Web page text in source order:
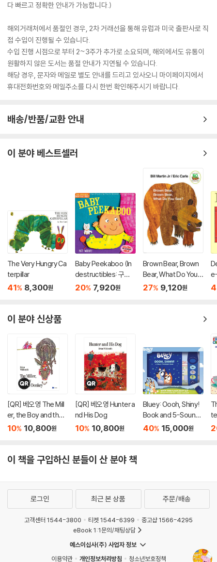
다 빠르고 정확한 안내가 가능합니다.)
해외거래처에서 품절인 경우, 2차 거래선을 통해 유럽과 미국 출판사로 직
접 수입이 진행될 수 있습니다.
수입 진행 시점으로 부터 2~3주가 추가로 소요되며, 해외에서도 유통이
원활하지 않은 도서는 품절 안내가 지연될 수 있습니다.
해당 경우, 문자와 메일로 별도 안내를 드리고 있사오니 마이페이지에서
휴대전화번호와 메일주소를 다시 한번 확인해주시기 바랍니다.
배송/반품/교환 안내
이 분야 베스트셀러
The Very Hungry Ca
terpillar
41% 8,300원
Baby Peekaboo (In
destructibles: 구강
기 아이를 위한 츄잉북
20% 7,920원
Brown Bear, Brown
Bear, What Do You S
ee?
27% 9,120원
이 분야 신상품
[QR] 베오영 The Mill
er, the Boy and the
Donkey
10% 10,800원
[QR] 베오영 Hunter a
nd His Dog
10% 10,800원
Bluey: Oooh, Shiny!
Book and 5-Sound
Flashlight Set [With
40% 15,000원
이 책을 구입하신 분들이 산 분야 책
로그인 최근 본 상품 주문/배송
고객센터 1544-3800 티켓 1544-6399
중고샵 1566-4295
eBook 1:1문의/채팅상담
예스이십사(주) 사업자 정보
이용약관
개인정보처리방침 청소년보호정책